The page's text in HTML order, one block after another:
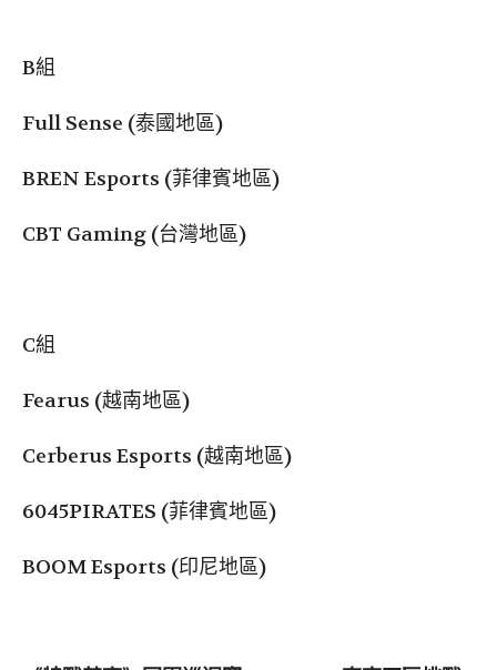
B組
Full Sense (泰國地區)
BREN Esports (菲律賓地區)
CBT Gaming (台灣地區)
C組
Fearus (越南地區)
Cerberus Esports (越南地區)
6045PIRATES (菲律賓地區)
BOOM Esports (印尼地區)